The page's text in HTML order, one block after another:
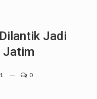
Jadi
Jatim
0